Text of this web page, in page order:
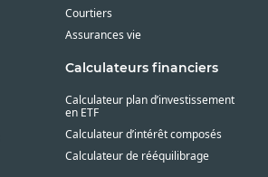
Courtiers
Assurances vie
Calculateurs financiers
Calculateur plan d’investissement
en ETF
Calculateur d’intérêt composés
Calculateur de rééquilibrage